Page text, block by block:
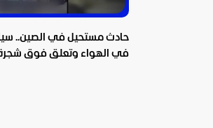
حادث مستحيل في الصين..
في الهواء وتعلق فوق